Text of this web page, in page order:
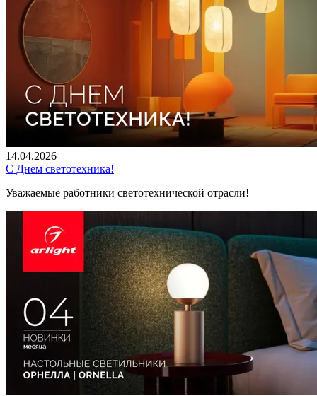
14.04.2026
С Днем светотехника!
Уважаемые работники светотехнической отрасли!